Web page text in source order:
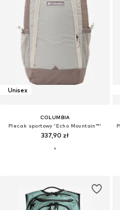
Unisex
COLUMBIA
Plecak sportowy 'Echo Mountain™'
337,90 zł